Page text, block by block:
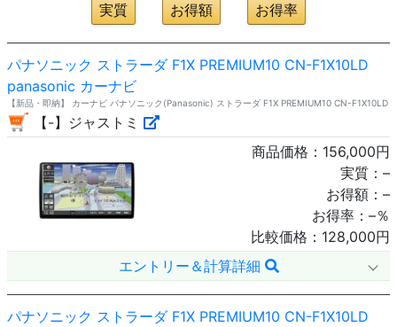
パナソニック ストラーダ F1X PREMIUM10 CN-F1X10LD
panasonic カーナビ
【新品・即納】 カーナビ パナソニック(Panasonic) ストラーダ F1X PREMIUM10 CN-F1X10LD
【-】ジャストミ
商品価格： 156,000円
実質： –
お得額： –
お得率： –％
比較価格： 128,000円
エントリー＆計算詳細
パナソニック ストラーダ F1X PREMIUM10 CN-F1X10LD